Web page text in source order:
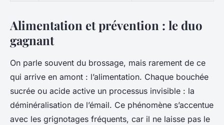
Alimentation et prévention : le duo
gagnant
On parle souvent du brossage, mais rarement de ce
qui arrive en amont : l’alimentation. Chaque bouchée
sucrée ou acide active un processus invisible : la
déminéralisation de l’émail. Ce phénomène s’accentue
avec les grignotages fréquents, car il ne laisse pas le